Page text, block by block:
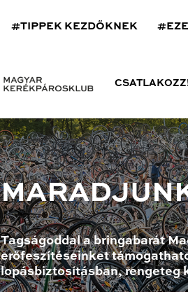
#TIPPEK KEZDŐKNEK
Tagságoddal a bringabarát
erőfeszítéseinket
lopásbiztosításban, rengeteg